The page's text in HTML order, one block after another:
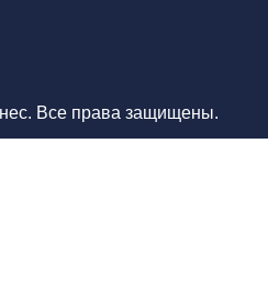
Все права защищены.